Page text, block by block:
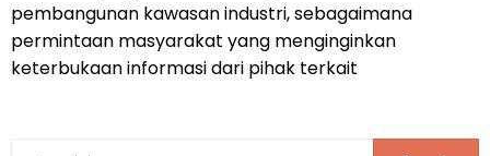
pembangunan kawasan industri, sebagaimana
permintaan masyarakat yang menginginkan
keterbukaan informasi dari pihak terkait